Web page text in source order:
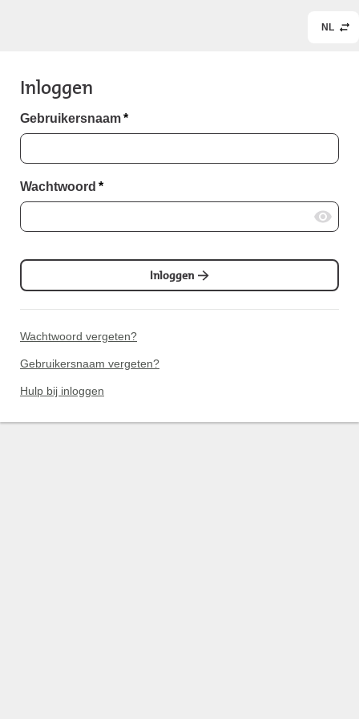
NL
Inloggen
Gebruikersnaam*
Wachtwoord *
Inloggen
Wachtwoord vergeten?
Gebruikersnaam vergeten?
Hulp bij inloggen